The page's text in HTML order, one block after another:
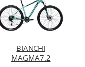
BIANCHI
MAGMA7.2